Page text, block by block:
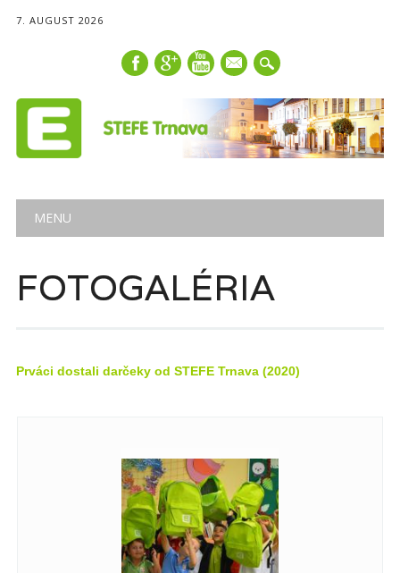
7. AUGUST 2026
mail
Main menu
MENU
FOTOGALÉRIA
Prváci dostali darčeky od STEFE Trnava (2020)